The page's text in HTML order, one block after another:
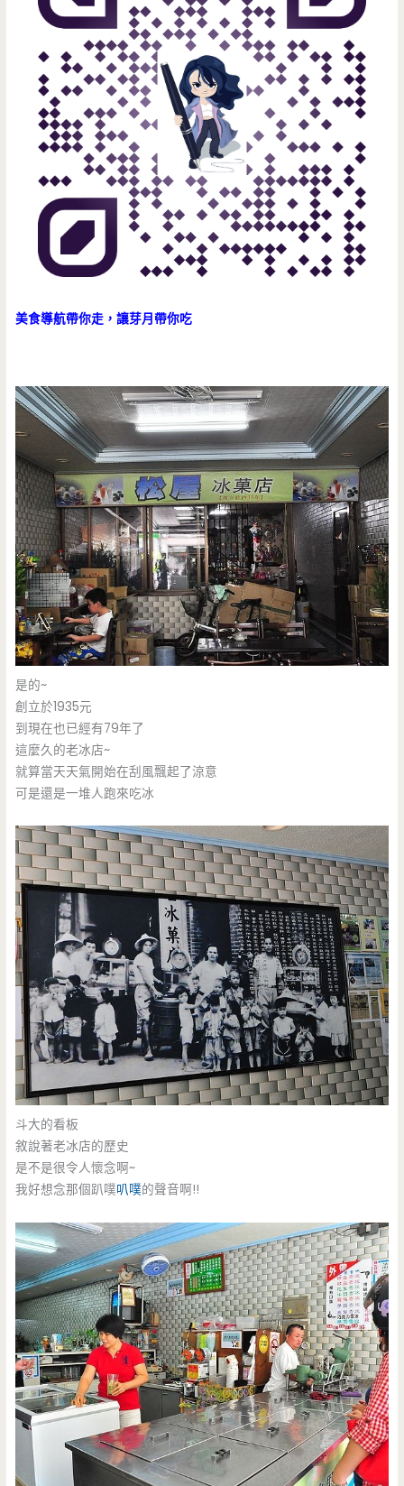
美食導航帶你走，讓芽月帶你吃
是的~
創立於1935元
到現在也已經有79年了
這麼久的老冰店~
就算當天天氣開始在刮風飄起了涼意
可是還是一堆人跑來吃冰
斗大的看板
敘說著老冰店的歷史
是不是很令人懷念啊~
我好想念那個趴噗叭噗的聲音啊!!